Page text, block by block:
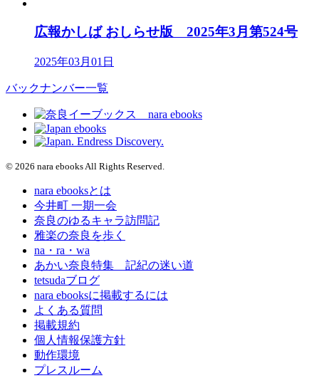
広報かしば おしらせ版 2025年3月第524号
2025年03月01日
バックナンバー一覧
© 2026 nara ebooks All Rights Reserved.
nara ebooksとは
今井町 一期一会
奈良のゆるキャラ訪問記
雅楽の奈良を歩く
na・ra・wa
あかい奈良特集 記紀の迷い道
tetsudaブログ
nara ebooksに掲載するには
よくある質問
掲載規約
個人情報保護方針
動作環境
プレスルーム